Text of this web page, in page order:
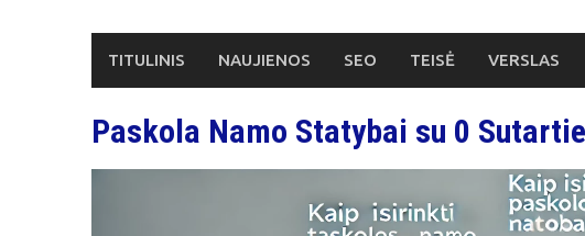
TITULINIS NAUJIENOS SEO TEISĖ VERSLAS
Paskola Namo Statybai su 0